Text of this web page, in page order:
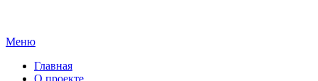
Меню
Главная
О проекте